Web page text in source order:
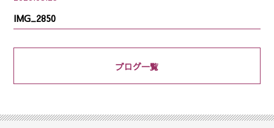
IMG_2850
ブログ一覧